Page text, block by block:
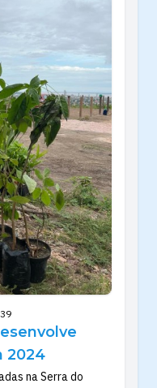
2024
na Serra do